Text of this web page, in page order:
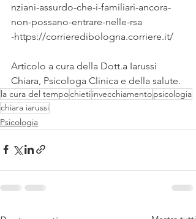
nziani-assurdo-che-i-familiari-ancora-
non-possano-entrare-nelle-rsa
-https://corrieredibologna.corriere.it/
Articolo a cura della Dott.a Iarussi
Chiara, Psicologa Clinica e della salute.
la cura del tempochietiinvecchiamentopsicologia
chiara iarussi
Psicologia